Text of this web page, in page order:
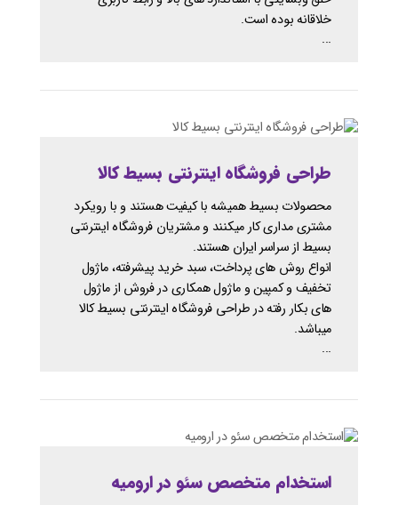
خلاقانه بوده است.
...
طراحی فروشگاه اینترنتی بسیط کالا
محصولات بسیط همیشه با کیفیت هستند و با رویکرد
مشتری مداری کار میکنند و مشتریان فروشگاه اینترنتی
بسیط از سراسر ایران هستند.
انواع روش های پرداخت، سبد خرید پیشرفته، ماژول
تخفیف و کمپین و ماژول همکاری در فروش از ماژول
های بکار رفته در طراحی فروشگاه اینترنتی بسیط کالا
میباشد.
...
استخدام متخصص سئو در ارومیه